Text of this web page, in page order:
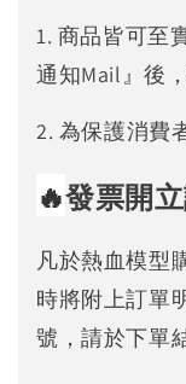
1. 商品皆可至
通知Mail』後
2. 為保護消費
🔥發票開
凡於熱血模型
時將附上訂單
號，請於下單